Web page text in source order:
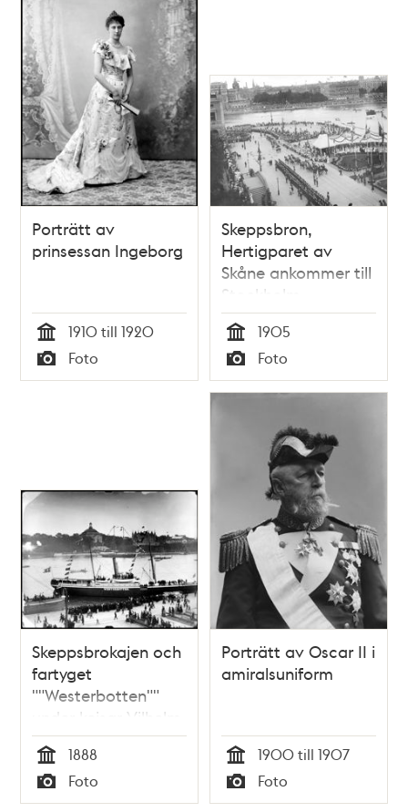
Porträtt av
prinsessan Ingeborg
Tid
1910 till 1920
Typ
Foto
Skeppsbron,
Hertigparet av
Skåne ankommer till
Stockholm
Tid
1905
Typ
Foto
Skeppsbrokajen och
fartyget
""Westerbotten""
under kejsar Vilhelm
II:s besök. I
bakgrunden
Skeppsholmen
Tid
1888
Typ
Foto
Porträtt av Oscar II i
amiralsuniform
Tid
1900 till 1907
Typ
Foto